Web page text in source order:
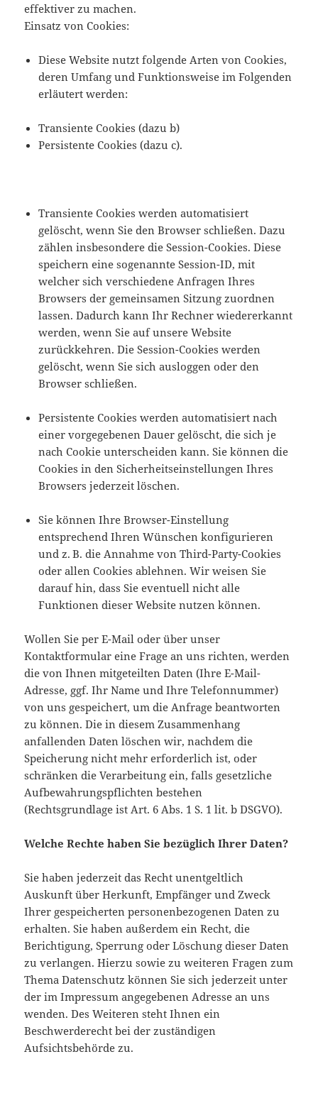
effektiver zu machen.
Einsatz von Cookies:
Diese Website nutzt folgende Arten von Cookies,
deren Umfang und Funktionsweise im Folgenden
erläutert werden:
Transiente Cookies (dazu b)
Persistente Cookies (dazu c).
Transiente Cookies werden automatisiert
gelöscht, wenn Sie den Browser schließen. Dazu
zählen insbesondere die Session-Cookies. Diese
speichern eine sogenannte Session-ID, mit
welcher sich verschiedene Anfragen Ihres
Browsers der gemeinsamen Sitzung zuordnen
lassen. Dadurch kann Ihr Rechner wiedererkannt
werden, wenn Sie auf unsere Website
zurückkehren. Die Session-Cookies werden
gelöscht, wenn Sie sich ausloggen oder den
Browser schließen.
Persistente Cookies werden automatisiert nach
einer vorgegebenen Dauer gelöscht, die sich je
nach Cookie unterscheiden kann. Sie können die
Cookies in den Sicherheitseinstellungen Ihres
Browsers jederzeit löschen.
Sie können Ihre Browser-Einstellung
entsprechend Ihren Wünschen konfigurieren
und z. B. die Annahme von Third-Party-Cookies
oder allen Cookies ablehnen. Wir weisen Sie
darauf hin, dass Sie eventuell nicht alle
Funktionen dieser Website nutzen können.
Wollen Sie per E-Mail oder über unser
Kontaktformular eine Frage an uns richten, werden
die von Ihnen mitgeteilten Daten (Ihre E-Mail-
Adresse, ggf. Ihr Name und Ihre Telefonnummer)
von uns gespeichert, um die Anfrage beantworten
zu können. Die in diesem Zusammenhang
anfallenden Daten löschen wir, nachdem die
Speicherung nicht mehr erforderlich ist, oder
schränken die Verarbeitung ein, falls gesetzliche
Aufbewahrungspflichten bestehen
(Rechtsgrundlage ist Art. 6 Abs. 1 S. 1 lit. b DSGVO).
Welche Rechte haben Sie bezüglich Ihrer Daten?
Sie haben jederzeit das Recht unentgeltlich
Auskunft über Herkunft, Empfänger und Zweck
Ihrer gespeicherten personenbezogenen Daten zu
erhalten. Sie haben außerdem ein Recht, die
Berichtigung, Sperrung oder Löschung dieser Daten
zu verlangen. Hierzu sowie zu weiteren Fragen zum
Thema Datenschutz können Sie sich jederzeit unter
der im Impressum angegebenen Adresse an uns
wenden. Des Weiteren steht Ihnen ein
Beschwerderecht bei der zuständigen
Aufsichtsbehörde zu.